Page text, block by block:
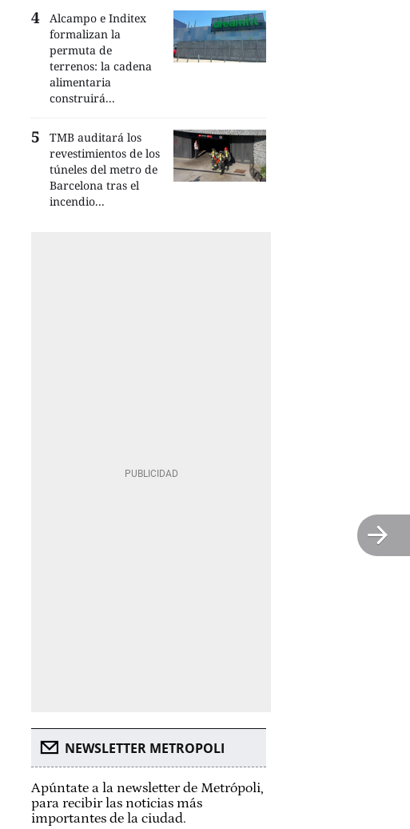
Alcampo e Inditex
formalizan la
permuta de
terrenos: la cadena
alimentaria
construirá...
TMB auditará los
revestimientos de los
túneles del metro de
Barcelona tras el
incendio...
NEWSLETTER METROPOLI
Apúntate a la newsletter de Metrópoli,
para recibir las noticias más
importantes de la ciudad.